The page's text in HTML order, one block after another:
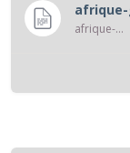
afrique-gouvernance-rss